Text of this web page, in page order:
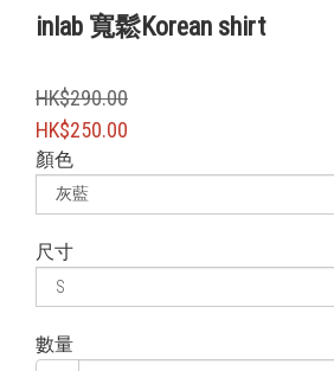
inlab 寬鬆Korean shirt
HK$290.00
HK$250.00
顏色
尺寸
數量